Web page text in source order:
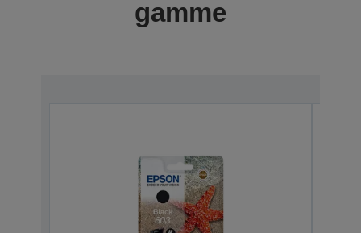
gamme